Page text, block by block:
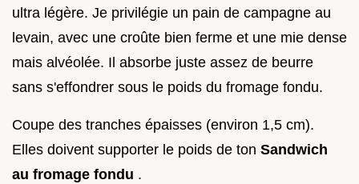
ultra légère. Je privilégie un pain de campagne au
levain, avec une croûte bien ferme et une mie dense
mais alvéolée. Il absorbe juste assez de beurre
sans s'effondrer sous le poids du fromage fondu.
Coupe des tranches épaisses (environ 1,5 cm).
Elles doivent supporter le poids de ton Sandwich
au fromage fondu .